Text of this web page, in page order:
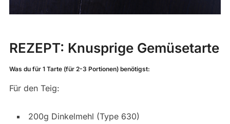
REZEPT: Knusprige Gemüsetarte
Was du für 1 Tarte (für 2-3 Portionen) benötigst:
Für den Teig:
200g Dinkelmehl (Type 630)